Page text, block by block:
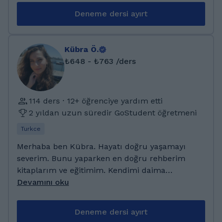
olmak istiyorsanız, benimle iletişime
Anadolu Lisesi'nde tamamladım. TED
Üniversitesi Matematik (İngilizce) Bölümünden
mezun oldum. Ulusal ve uluslararası
Matematik sınavları için öğrencilerime ders
veriyorum. Bunların dışında koçluk ve ödev
takibi de yapıyorum.
Deneme dersi ayırt
Kübra Ö.
₺648 - ₺763 /ders
114 ders · 12+ öğrenciye yardım etti
2 yıldan uzun süredir GoStudent öğretmeni
Turkce
Merhaba ben Kübra. Hayatı doğru yaşamayı
severim. Bunu yaparken en doğru rehberim
kitaplarım ve eğitimim. Kendimi daima
güncellemek yenilikler peşinde koşmak beni
Hayat bir denge sistemidir. Dengede yaşamak
Devamını oku
Deneme dersi ayırt